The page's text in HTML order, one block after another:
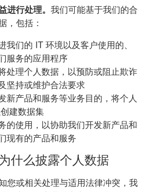
进行处理。 我们可能基于我们的合
，包括：
我们的 IT 环境以及客户使用的、
服务的应用程序
处理个人数据，以预防或阻止欺诈
坚持或维护合法要求
新产品和服务等业务目的，将个人
建数据集
的使用，以协助我们开发新产品和
现有的产品和服务
为什么披露个人数据
您或相关处理与适用法律冲突，我